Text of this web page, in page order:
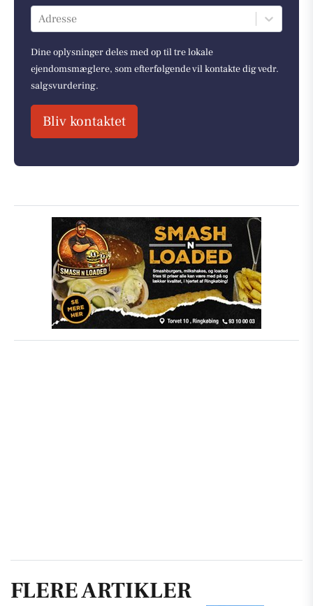
Adresse
Dine oplysninger deles med op til tre lokale
ejendomsmæglere, som efterfølgende vil kontakte dig vedr.
salgsvurdering.
Bliv kontaktet
FLERE ARTIKLER